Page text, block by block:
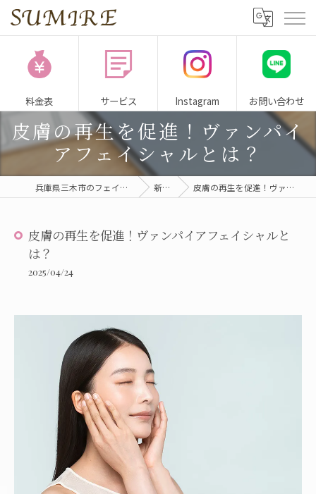
料金表 サービス Instagram お問い合わせ
皮膚の再生を促進！ヴァンパイ
アフェイシャルとは？
兵庫県三木市のフェイシャルサロンならSUMIRE 新着情報 皮膚の再生を促進！ヴァンパイアフェイシャルとは？
皮膚の再生を促進！ヴァンパイアフェイシャルと
は？
2025/04/24